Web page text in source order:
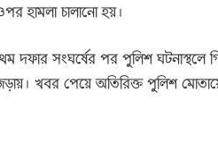
হামলা চালানো হয়।
সংঘর্ষের পর পুলিশ ঘটনাস্থলে
খবর পেয়ে অতিরিক্ত পুলিশ